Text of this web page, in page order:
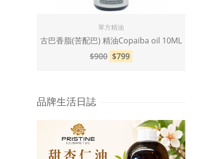
單方精油
古巴香脂(苦配巴) 精油Copaiba oil 10ML
$900 $799
品牌生活日誌